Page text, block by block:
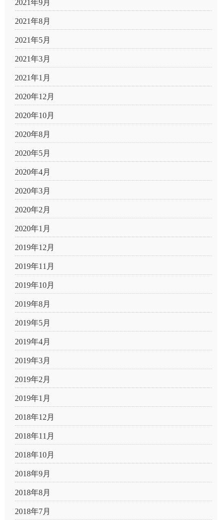
2021年9月
2021年8月
2021年5月
2021年3月
2021年1月
2020年12月
2020年10月
2020年8月
2020年5月
2020年4月
2020年3月
2020年2月
2020年1月
2019年12月
2019年11月
2019年10月
2019年8月
2019年5月
2019年4月
2019年3月
2019年2月
2019年1月
2018年12月
2018年11月
2018年10月
2018年9月
2018年8月
2018年7月